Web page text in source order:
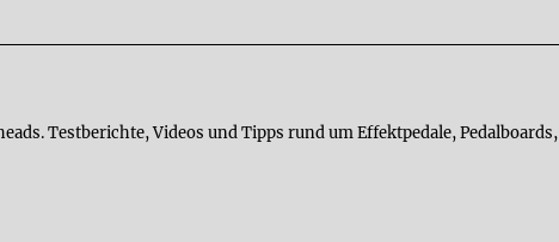
Testberichte, Videos und Tipps rund um Effektpedale, Pedalboards,